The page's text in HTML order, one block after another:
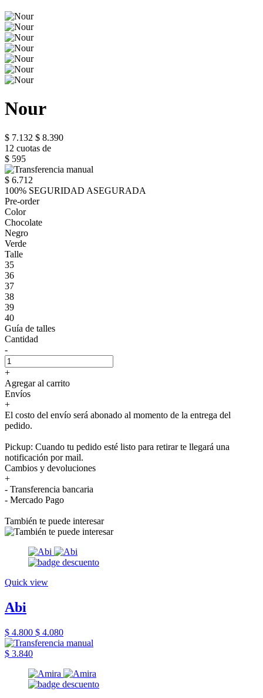
Nour
$ 7.132 $ 8.390
12 cuotas de
$ 595
$ 6.712
100% SEGURIDAD ASEGURADA
Pre-order
Color
Chocolate
Negro
Verde
Talle
35
36
37
38
39
40
Guía de talles
Cantidad
-
+
Agregar al carrito
Envíos
+
El costo del envío será abonado al momento de la entrega del
pedido.
Pickup: Cuando tu pedido esté listo para retirar te llegará una
notificación por mail.
Cambios y devoluciones
+
- Transferencia bancaria
- Mercado Pago
También te puede interesar
Quick view
Abi
$ 4.800 $ 4.080
$ 3.840